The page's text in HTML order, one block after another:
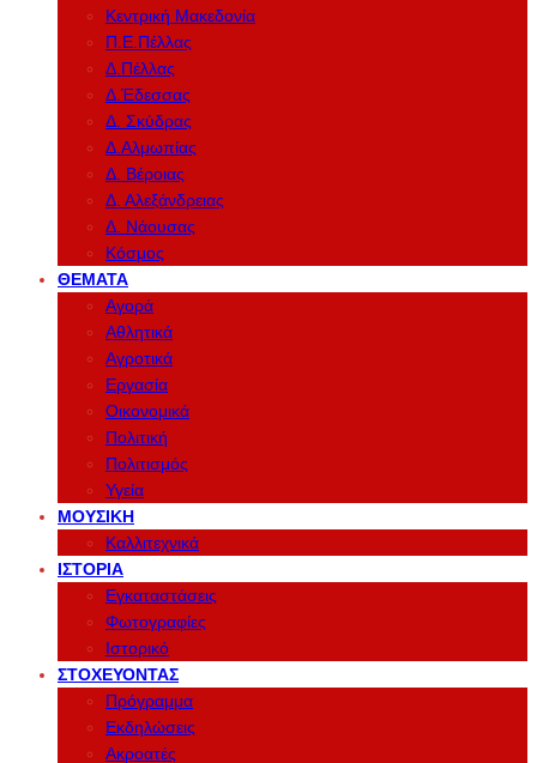
Κεντρική Μακεδονία
Π.Ε.Πέλλας
Δ.Πέλλας
Δ.Έδεσσας
Δ. Σκύδρας
Δ.Αλμωπίας
Δ. Βέροιας
Δ. Αλεξάνδρειας
Δ. Νάουσας
Κόσμος
ΘΈΜΑΤΑ
Αγορά
Αθλητικά
Αγροτικά
Εργασία
Οικονομικά
Πολιτική
Πολιτισμός
Υγεία
ΜΟΥΣΙΚΉ
Καλλιτεχνικά
ΙΣΤΟΡΊΑ
Εγκαταστάσεις
Φωτογραφίες
Ιστορικό
ΣΤΟΧΕΎΟΝΤΑΣ
Πρόγραμμα
Εκδηλώσεις
Ακροατές